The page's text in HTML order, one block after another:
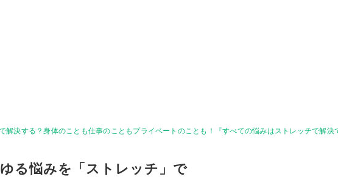
決する？身体のことも仕事のこともプライベートのことも！『すべての悩みはストレッチで解決
る悩みを「ストレッチ」で